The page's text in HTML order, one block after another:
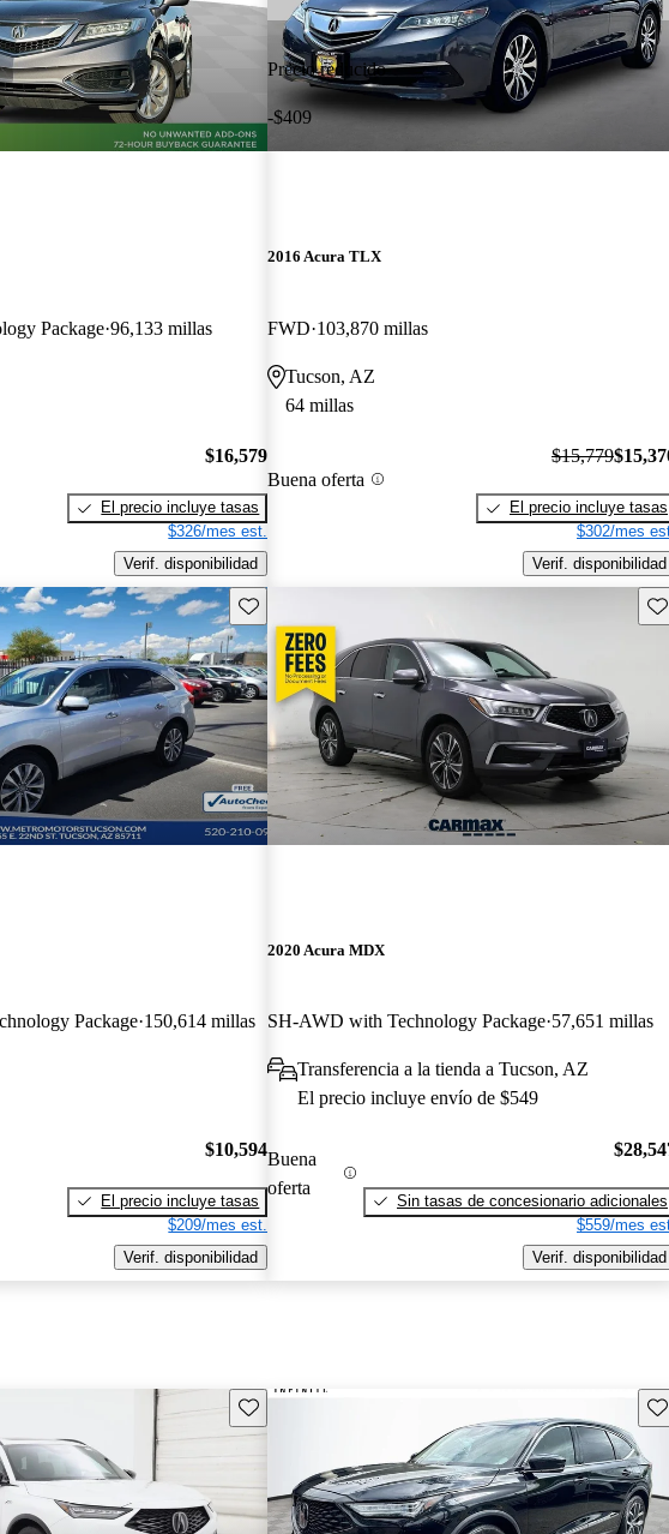
Package 96,133 millas
$16,579
El precio incluye tasas
$326/mes est.
Verif. disponibilidad
Precio reducido
-$409
2016 Acura TLX
FWD 103,870 millas
Tucson, AZ
64 millas
Buena oferta
$15,779
El precio incluye tasas
$302/mes
Verif. disponibilidad
Guarda este Aviso
Package 150,614 millas
$10,594
El precio incluye tasas
$209/mes est.
Verif. disponibilidad
2020 Acura MDX
SH-AWD with Technology Package 57,651 millas
Transferencia a la tienda a Tucson, AZ
El precio incluye envío de $549
Buena
oferta
Sin tasas de concesionario adicionales
$559/mes
Verif. disponibilidad
Guarda este Aviso